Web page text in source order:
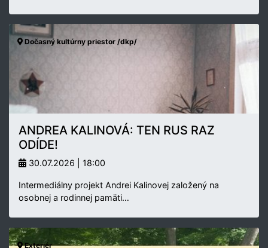
Dočasný kultúrny priestor /dkp/
ANDREA KALINOVÁ: TEN RUS RAZ
ODÍDE!
30.07.2026 | 18:00
Intermediálny projekt Andrei Kalinovej založený na
osobnej a rodinnej pamäti…
Exteriér